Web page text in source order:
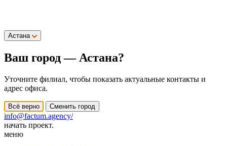
Астана
Ваш город — Астана?
Уточните филиал, чтобы показать актуальные контакты и
адрес офиса.
Всё верно Сменить город
info@factum.agency/
начать проект.
меню